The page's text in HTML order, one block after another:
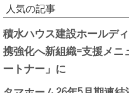
人気の記事
積水ハウス建設ホールデ
携強化へ新組織=支援メ
ートナー」に